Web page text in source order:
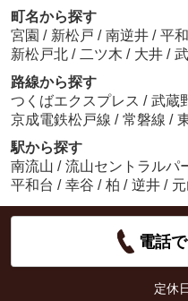
町名から探す
宮園 / 新松戸 / 南逆井 / 平
新松戸北 / 二ツ木 / 大井 /
路線から探す
つくばエクスプレス / 武蔵
京成電鉄松戸線 / 常磐線 /
駅から探す
南流山 / 流山セントラルパ
平和台 / 幸谷 / 柏 / 逆井 /
電話
定休